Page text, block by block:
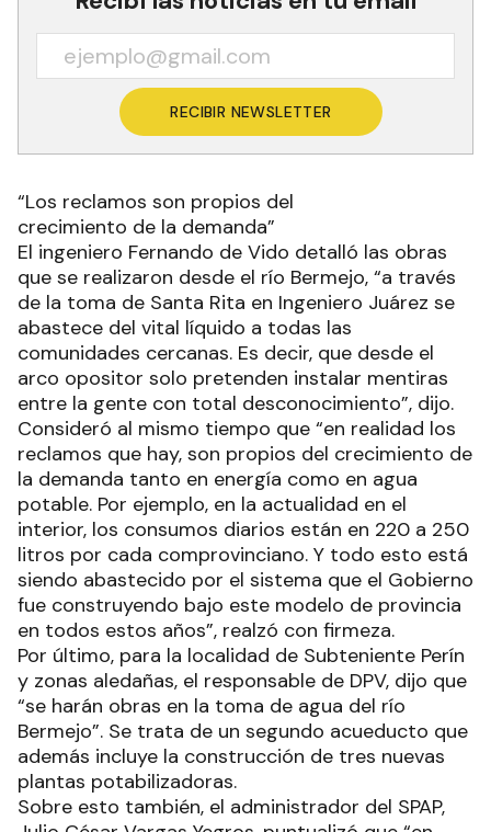
RECIBIR NEWSLETTER
“Los reclamos son propios del
crecimiento de la demanda”
El ingeniero Fernando de Vido detalló las obras
que se realizaron desde el río Bermejo, “a través
de la toma de Santa Rita en Ingeniero Juárez se
abastece del vital líquido a todas las
comunidades cercanas. Es decir, que desde el
arco opositor solo pretenden instalar mentiras
entre la gente con total desconocimiento”, dijo.
Consideró al mismo tiempo que “en realidad los
reclamos que hay, son propios del crecimiento de
la demanda tanto en energía como en agua
potable. Por ejemplo, en la actualidad en el
interior, los consumos diarios están en 220 a 250
litros por cada comprovinciano. Y todo esto está
siendo abastecido por el sistema que el Gobierno
fue construyendo bajo este modelo de provincia
en todos estos años”, realzó con firmeza.
Por último, para la localidad de Subteniente Perín
y zonas aledañas, el responsable de DPV, dijo que
“se harán obras en la toma de agua del río
Bermejo”. Se trata de un segundo acueducto que
además incluye la construcción de tres nuevas
plantas potabilizadoras.
Sobre esto también, el administrador del SPAP,